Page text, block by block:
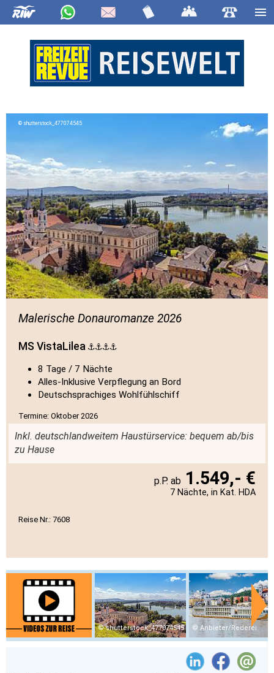
shutterstock_477074545
Malerische Donauromanze 2026
MS VistaLilea
8 Tage / 7 Nächte
Alles-Inklusive Verpflegung an Bord
Deutschsprachiges Wohlfühlschiff
Termine: Oktober 2026
Inkl. deutschlandweitem Haustürservice: bequem ab/bis
zu Hause
1.549,- €
7 Nächte, in Kat. HDA
Reise Nr.: 7608
shutterstock_477074545 Anbieter/Rederei